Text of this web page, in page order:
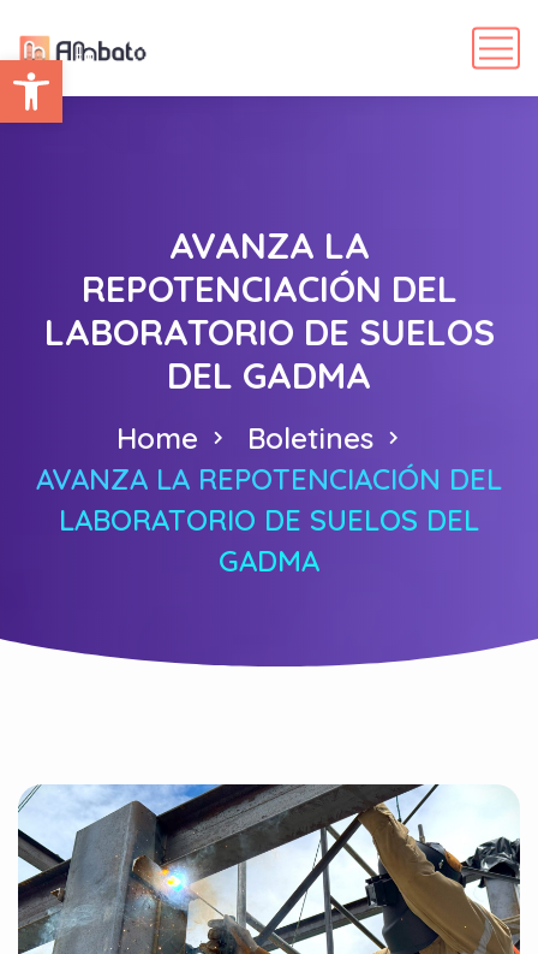
Abrir barra de herramientas
AVANZA LA
REPOTENCIACIÓN DEL
LABORATORIO DE SUELOS
DEL GADMA
Home
Boletines
AVANZA LA REPOTENCIACIÓN DEL
LABORATORIO DE SUELOS DEL
GADMA